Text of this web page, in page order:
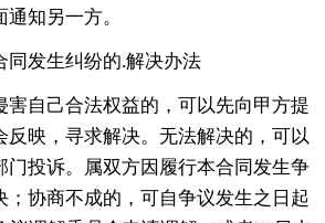
知另一方。
同发生纠纷的.解决办法
害自己合法权益的，可以先向甲方提
反映，寻求解决。无法解决的，可以
门投诉。属双方因履行本合同发生争
；协商不成的，可自争议发生之日起